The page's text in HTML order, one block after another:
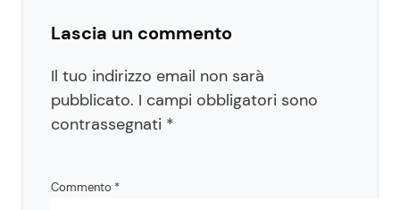
Lascia un commento
Il tuo indirizzo email non sarà
pubblicato. I campi obbligatori sono
contrassegnati *
Commento *